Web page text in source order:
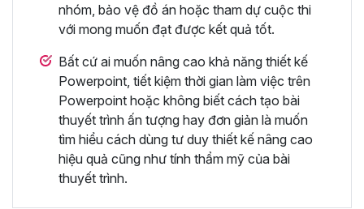
nhóm, bảo vệ đồ án hoặc tham dự cuộc thi
với mong muốn đạt được kết quả tốt.
Bất cứ ai muốn nâng cao khả năng thiết kế
Powerpoint, tiết kiệm thời gian làm việc trên
Powerpoint hoặc không biết cách tạo bài
thuyết trình ấn tượng hay đơn giản là muốn
tìm hiểu cách dùng tư duy thiết kế nâng cao
hiệu quả cũng như tính thẩm mỹ của bài
thuyết trình.